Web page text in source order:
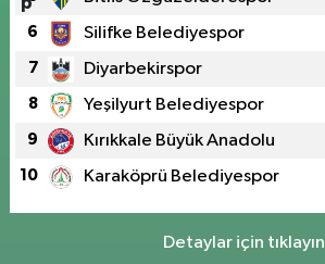
6 Silifke Belediyespor
7 Diyarbekirspor
8 Yeşilyurt Belediyespor
9 Kırıkkale Büyük Anadolu
10 Karaköprü Belediyespor
Detaylar için tıklayın